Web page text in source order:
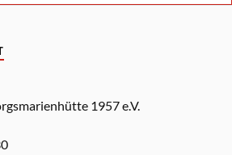
1957 e.V.